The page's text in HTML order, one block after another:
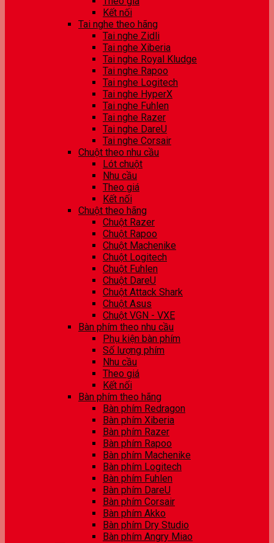
Kết nối
Tai nghe theo hãng
Tai nghe Zidli
Tai nghe Xiberia
Tai nghe Royal Kludge
Tai nghe Rapoo
Tai nghe Logitech
Tai nghe HyperX
Tai nghe Fuhlen
Tai nghe Razer
Tai nghe DareU
Tai nghe Corsair
Chuột theo nhu cầu
Lót chuột
Nhu cầu
Theo giá
Kết nối
Chuột theo hãng
Chuột Razer
Chuột Rapoo
Chuột Machenike
Chuột Logitech
Chuột Fuhlen
Chuột DareU
Chuột Attack Shark
Chuột Asus
Chuột VGN - VXE
Bàn phím theo nhu cầu
Phụ kiện bàn phím
Số lượng phím
Nhu cầu
Theo giá
Kết nối
Bàn phím theo hãng
Bàn phím Redragon
Bàn phím Xiberia
Bàn phím Razer
Bàn phím Rapoo
Bàn phím Machenike
Bàn phím Logitech
Bàn phím Fuhlen
Bàn phím DareU
Bàn phím Corsair
Bàn phím Akko
Bàn phím Dry Studio
Bàn phím Angry Miao